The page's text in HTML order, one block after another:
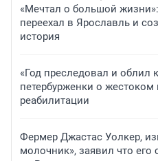
«Мечтал о большой
переехал в Ярославль и
история
«Год преследовал и облил
петербурженки о жестоком
реабилитации
Фермер Джастас Уолкер,
молочник», заявил что